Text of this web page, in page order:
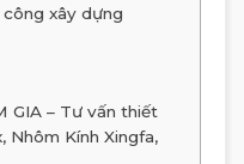
xây dựng
GIA – Tư vấn thiết
Nhôm Kính Xingfa,